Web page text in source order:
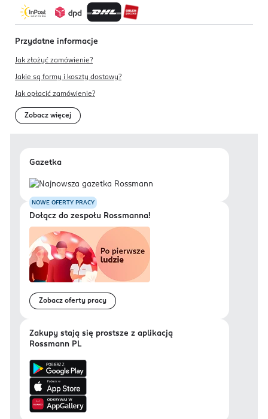
Przydatne informacje
Jak złożyć zamówienie?
Jakie są formy i koszty dostawy?
Jak opłacić zamówienie?
Zobacz więcej
Gazetka
NOWE OFERTY PRACY
Dołącz do zespołu Rossmanna!
Zobacz oferty pracy
Zakupy stają się prostsze z aplikacją
Rossmann PL